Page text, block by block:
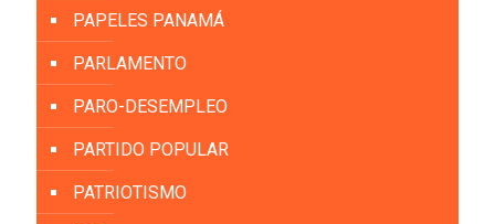
PAPELES PANAMÁ
PARLAMENTO
PARO-DESEMPLEO
PARTIDO POPULAR
PATRIOTISMO